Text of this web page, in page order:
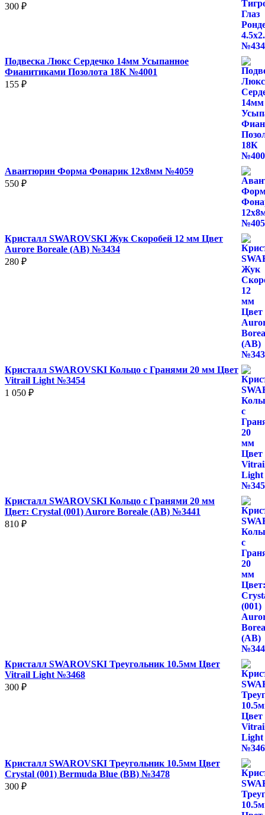
300 ₽
Подвеска Люкс Сердечко 14мм Усыпанное
Фианитиками Позолота 18К №4001
155 ₽
Авантюрин Форма Фонарик 12x8мм №4059
550 ₽
Кристалл SWAROVSKI Жук Скоробей 12 мм Цвет
Aurore Boreale (AB) №3434
280 ₽
Кристалл SWAROVSKI Кольцо с Гранями 20 мм Цвет
Vitrail Light №3454
1 050 ₽
Кристалл SWAROVSKI Кольцо с Гранями 20 мм
Цвет: Crystal (001) Aurore Boreale (AB) №3441
810 ₽
Кристалл SWAROVSKI Треугольник 10.5мм Цвет
Vitrail Light №3468
300 ₽
Кристалл SWAROVSKI Треугольник 10.5мм Цвет
Crystal (001) Bermuda Blue (BB) №3478
300 ₽